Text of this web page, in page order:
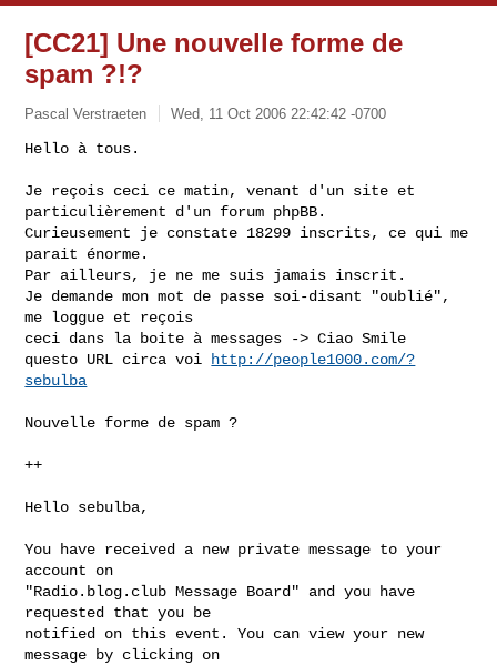
[CC21] Une nouvelle forme de
spam ?!?
Pascal Verstraeten Wed, 11 Oct 2006 22:42:42 -0700
Hello à tous.
Je reçois ceci ce matin, venant d'un site et
particulièrement d'un forum phpBB.
Curieusement je constate 18299 inscrits, ce qui me
parait énorme.
Par ailleurs, je ne me suis jamais inscrit.
Je demande mon mot de passe soi-disant "oublié",
me loggue et reçois
ceci dans la boite à messages -> Ciao Smile
questo URL circa voi
http://people1000.com/?
sebulba
Nouvelle forme de spam ?
++
Hello sebulba,
You have received a new private message to your
account on
"Radio.blog.club Message Board" and you have
requested that you be
notified on this event. You can view your new
message by clicking on